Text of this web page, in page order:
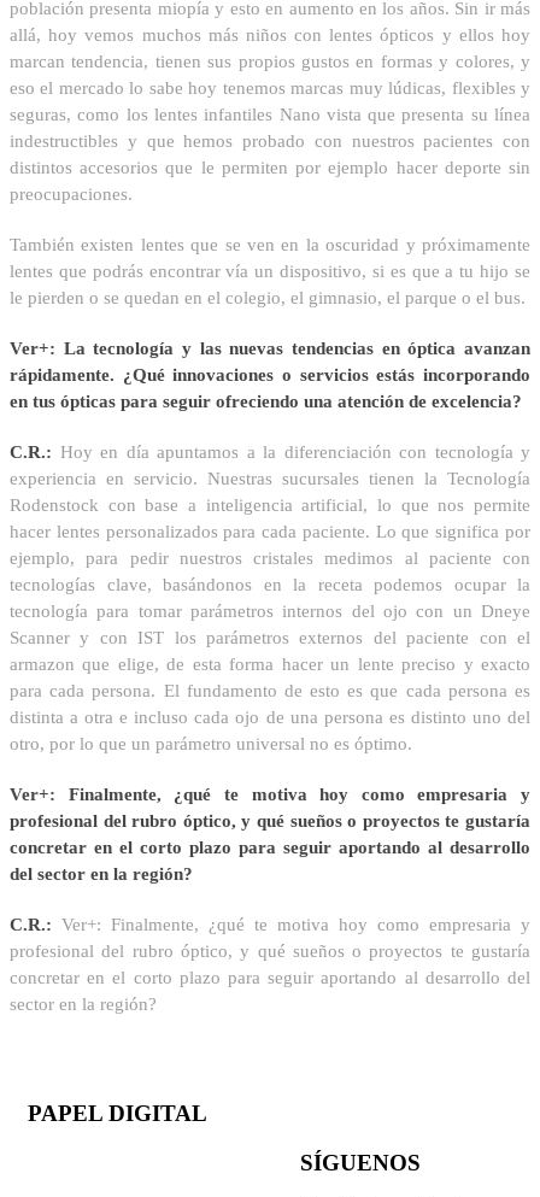
población presenta miopía y esto en aumento en los años. Sin ir más
allá, hoy vemos muchos más niños con lentes ópticos y ellos hoy
marcan tendencia, tienen sus propios gustos en formas y colores, y
eso el mercado lo sabe hoy tenemos marcas muy lúdicas, flexibles y
seguras, como los lentes infantiles Nano vista que presenta su línea
indestructibles y que hemos probado con nuestros pacientes con
distintos accesorios que le permiten por ejemplo hacer deporte sin
preocupaciones.
También existen lentes que se ven en la oscuridad y próximamente
lentes que podrás encontrar vía un dispositivo, si es que a tu hijo se
le pierden o se quedan en el colegio, el gimnasio, el parque o el bus.
Ver+: La tecnología y las nuevas tendencias en óptica avanzan
rápidamente. ¿Qué innovaciones o servicios estás incorporando
en tus ópticas para seguir ofreciendo una atención de excelencia?
C.R.: Hoy en día apuntamos a la diferenciación con tecnología y
experiencia en servicio. Nuestras sucursales tienen la Tecnología
Rodenstock con base a inteligencia artificial, lo que nos permite
hacer lentes personalizados para cada paciente. Lo que significa por
ejemplo, para pedir nuestros cristales medimos al paciente con
tecnologías clave, basándonos en la receta podemos ocupar la
tecnología para tomar parámetros internos del ojo con un Dneye
Scanner y con IST los parámetros externos del paciente con el
armazon que elige, de esta forma hacer un lente preciso y exacto
para cada persona. El fundamento de esto es que cada persona es
distinta a otra e incluso cada ojo de una persona es distinto uno del
otro, por lo que un parámetro universal no es óptimo.
Ver+: Finalmente, ¿qué te motiva hoy como empresaria y
profesional del rubro óptico, y qué sueños o proyectos te gustaría
concretar en el corto plazo para seguir aportando al desarrollo
del sector en la región?
C.R.: Ver+: Finalmente, ¿qué te motiva hoy como empresaria y
profesional del rubro óptico, y qué sueños o proyectos te gustaría
concretar en el corto plazo para seguir aportando al desarrollo del
sector en la región?
PAPEL DIGITAL
SÍGUENOS